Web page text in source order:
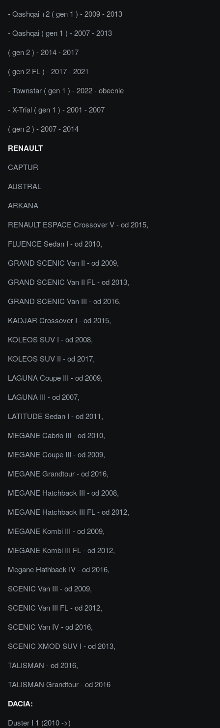
- Qashqai +2 ( gen 1 ) - 2009 - 2013
- Qashqai ( gen 1 ) - 2007 - 2013
( gen 2 ) - 2014 - 2017
( gen 2 FL ) - 2017 - 2021
- Townstar ( gen 1 ) - 2022 - obecnie
- X-Trial ( gen 1 ) - 2001 - 2007
( gen 2 ) - 2007 - 2014
RENAULT
CAPTUR
AUSTRAL
ARKANA
RENAULT ESPACE Crossover V - od 2015,
FLUENCE Sedan I - od 2010,
GRAND SCENIC Van II - od 2009,
GRAND SCENIC Van II FL - od 2013,
GRAND SCENIC Van III - od 2016,
KADJAR Crossover I - od 2015,
KOLEOS SUV I - od 2008,
KOLEOS SUV II - od 2017,
LAGUNA Coupe III - od 2009,
LAGUNA III - od 2007,
LATITUDE Sedan I - od 2011,
MEGANE Cabrio III - od 2010,
MEGANE Coupe III - od 2009,
MEGANE Grandtour - od 2016,
MEGANE Hatchback III - od 2008,
MEGANE Hatchback III FL - od 2012,
MEGANE Kombi III - od 2009,
MEGANE Kombi III FL - od 2012,
Megane Hathback IV - od 2016,
SCENIC Van III - od 2009,
SCENIC Van III FL - od 2012,
SCENIC Van IV - od 2016,
SCENIC XMOD SUV I - od 2013,
TALISMAN - od 2016,
TALISMAN Grandtour - od 2016
DACIA:
Duster I 1 (2010 ->)